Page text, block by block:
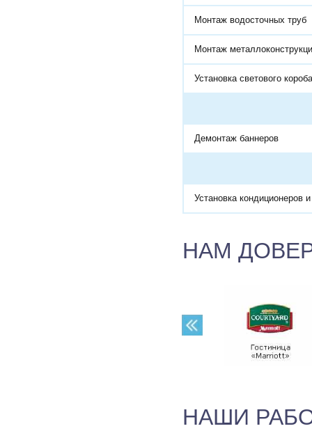
Монтаж водосточных труб
Монтаж
Установка светового короба
Демонтаж баннеров
Установка кондиционеров
НАМ
НАШИ